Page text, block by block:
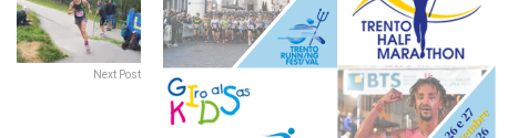
Next Post